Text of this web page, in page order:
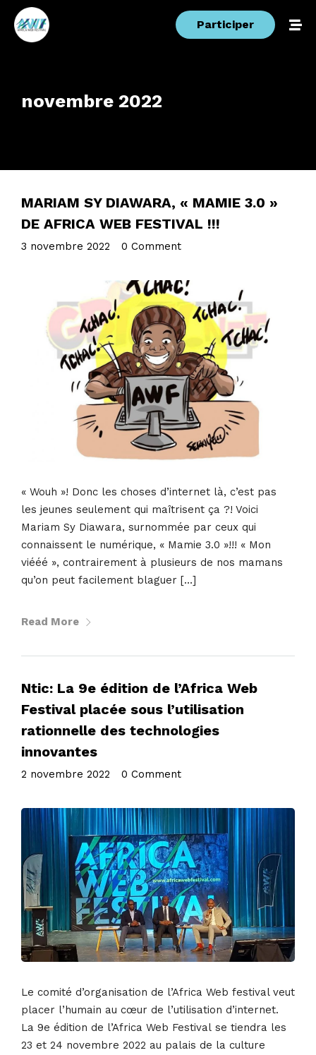
Participer
novembre 2022
MARIAM SY DIAWARA, « MAMIE 3.0 »
DE AFRICA WEB FESTIVAL !!!
3 novembre 2022 0 Comment
« Wouh »! Donc les choses d’internet là, c’est pas
les jeunes seulement qui maîtrisent ça ?! Voici
Mariam Sy Diawara, surnommée par ceux qui
connaissent le numérique, « Mamie 3.0 »!!! « Mon
viééé », contrairement à plusieurs de nos mamans
qu’on peut facilement blaguer […]
Read More
Ntic: La 9e édition de l’Africa Web
Festival placée sous l’utilisation
rationnelle des technologies
innovantes
2 novembre 2022 0 Comment
Le comité d’organisation de l’Africa Web festival veut
placer l’humain au cœur de l’utilisation d’internet.
La 9e édition de l’Africa Web Festival se tiendra les
23 et 24 novembre 2022 au palais de la culture